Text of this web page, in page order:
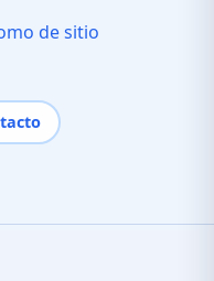
de sitio